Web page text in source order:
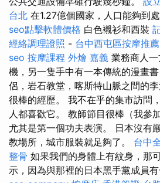
台北 在1.27億個國家，人口能夠到
seo點擊軟體價格 白色襯衫和西裝
經絡調理證照 - 台中西屯區按摩推薦
seo 按摩課程 外燴 嘉義 業務商人
機，另一隻手中有一本傳統的漫畫
侶，岩石教堂，喀斯特山脈之間的
很棒的經歷。 我不在乎的集市訪問
人都喜歡它。 教師節目很棒（我參
尤其是第一個功夫表演。 日本沒有
教場所，城市服裝就足夠了。 台中
整骨 如果我們的身體上有紋身，那
示，因為與那裡的日本黑手黨成員有